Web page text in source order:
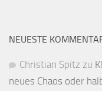
NEUESTE
Christian Spitz zu
neues Chaos oder